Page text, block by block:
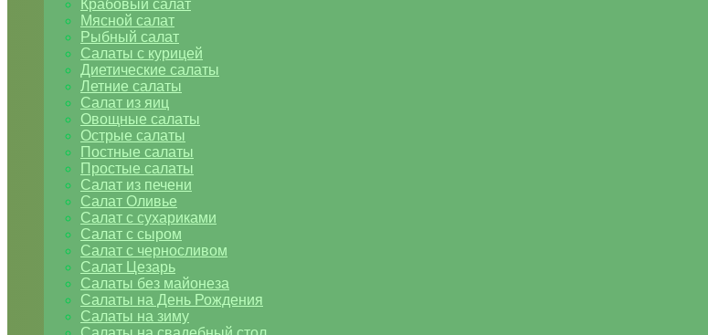
Крабовый салат
Мясной салат
Рыбный салат
Салаты с курицей
Диетические салаты
Летние салаты
Салат из яиц
Овощные салаты
Острые салаты
Постные салаты
Простые салаты
Салат из печени
Салат Оливье
Салат с сухариками
Салат с сыром
Салат с черносливом
Салат Цезарь
Салаты без майонеза
Салаты на День Рождения
Салаты на зиму